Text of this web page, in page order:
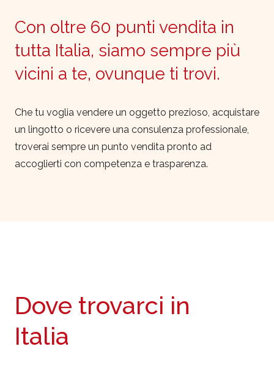
Con oltre 60 punti vendita in
tutta Italia, siamo sempre più
vicini a te, ovunque ti trovi.
Che tu voglia vendere un oggetto prezioso, acquistare
un lingotto o ricevere una consulenza professionale,
troverai sempre un punto vendita pronto ad
accoglierti con competenza e trasparenza.
Dove trovarci in
Italia